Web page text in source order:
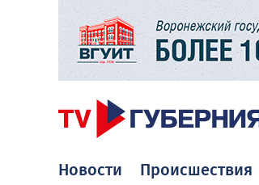
Новости Происшествия